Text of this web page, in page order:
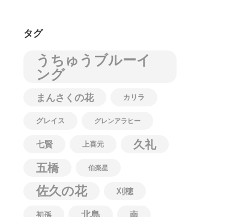
タグ
うちゅうブルーイ
ング
まんさくの花 カリラ
グレイス グレンアラヒー
七賢 上喜元
久礼
五橋
伯楽星
佐久の花 刈穂
初孫 北島 南